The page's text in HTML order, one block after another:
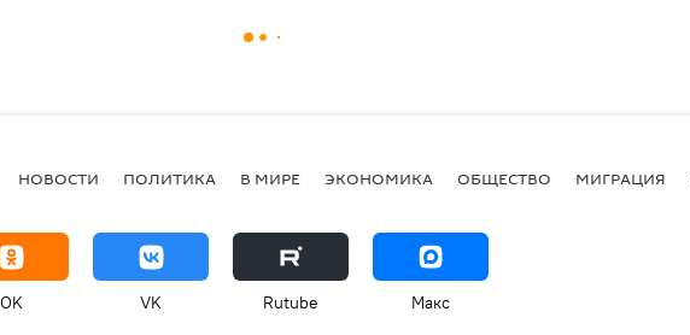
НОВОСТИ ПОЛИТИКА В МИРЕ ЭКОНОМИКА ОБЩЕСТВО МИГРАЦИЯ
OK VK Rutube Макс